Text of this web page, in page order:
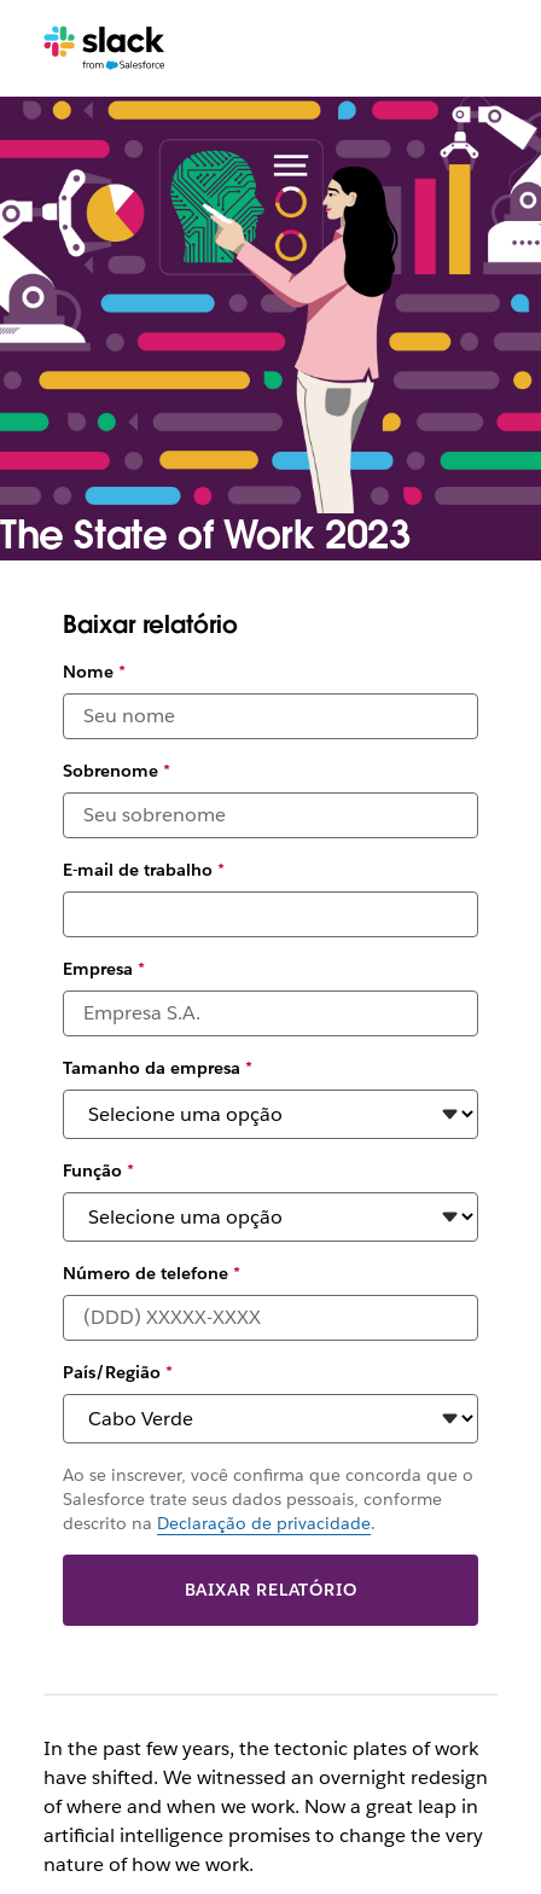
The State of Work 2023
executives reveals the greatest challenges and
Baixar relatório
Nome*
Sobrenome*
E-mail de trabalho*
Empresa *
Tamanho da empresa *
Função*
Número de telefone*
País/Região*
Ao se inscrever, você confirma que concorda que o
Salesforce trate seus dados pessoais, conforme
descrito na Declaração de privacidade.
BAIXAR RELATÓRIO
In the past few years, the tectonic plates of work
have shifted. We witnessed an overnight redesign
of where and when we work. Now a great leap in
artificial intelligence promises to change the very
nature of how we work.